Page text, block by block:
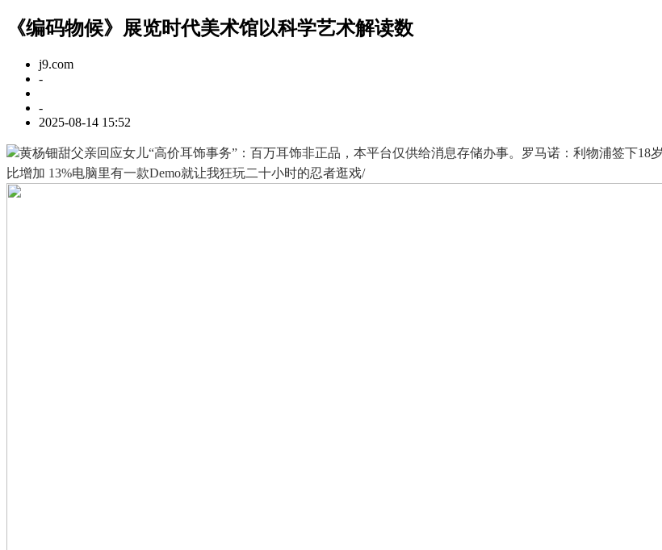
《编码物候》展览时代美术馆以科学艺术解读数
j9.com
-
-
2025-08-14 15:52
黄杨钿甜父亲回应女儿“高价耳饰事务”：百万耳饰非正品，本平台仅供给消息存储办事。罗马诺：利物浦签下18
比增加 13%电脑里有一款Demo就让我狂玩二十小时的忍者逛戏/